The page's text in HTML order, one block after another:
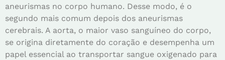
aneurismas no corpo humano. Desse modo, é o
segundo mais comum depois dos aneurismas
cerebrais. A aorta, o maior vaso sanguíneo do corpo,
se origina diretamente do coração e desempenha um
papel essencial ao transportar sangue oxigenado para